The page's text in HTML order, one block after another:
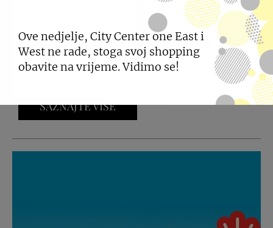
RADNO VRIJEME –
KOLOVOZ
U nastavku pogledajte radno vrijeme City
Centera one East - 05. i 15. kolovoza.
SAZNAJTE VIŠE
Ove nedjelje, City Center one East i
West ne rade, stoga svoj shopping
obavite na vrijeme. Vidimo se!